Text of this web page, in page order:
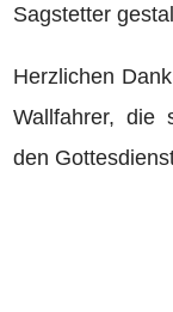
Sagstetter
Herzlichen
Wallfahrer, die
den